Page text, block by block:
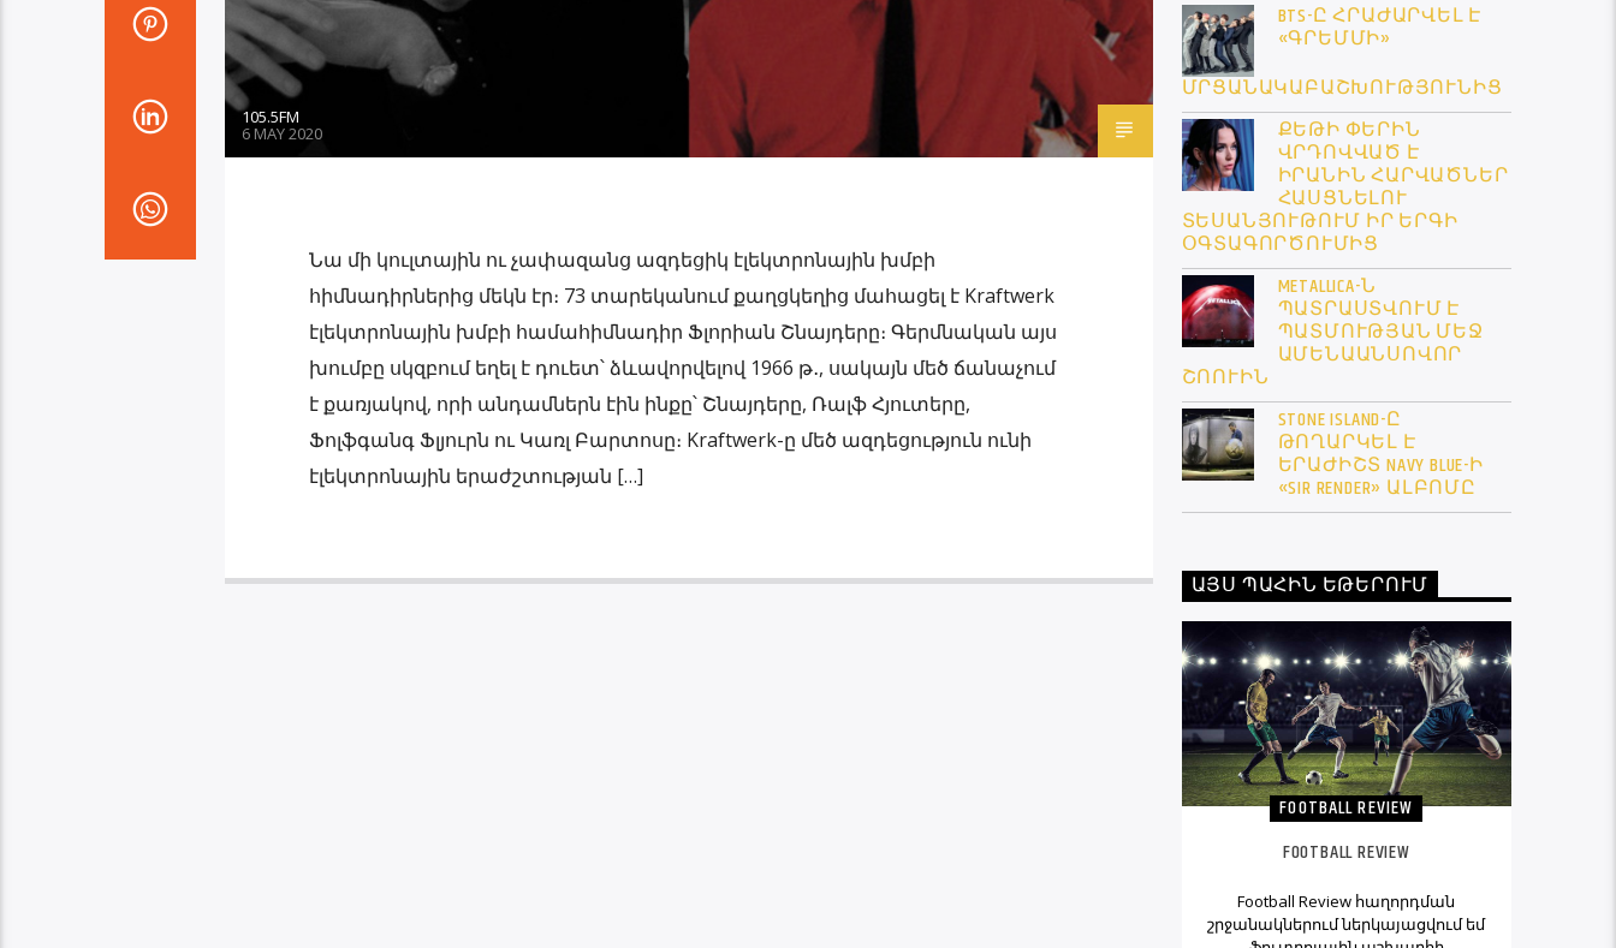
105.5FM
6 MAY 2020
Նա մի կուլտային ու չափազանց ազդեցիկ էլեկտրոնային խմբի
հիմնադիրներից մեկն էր։ 73 տարեկանում քաղցկեղից մահացել է Kraftwerk
էլեկտրոնային խմբի համահիմնադիր Ֆլորիան Շնայդերը։ Գերմնական այս
խումբը սկզբում եղել է դուետ՝ ձևավորվելով 1966 թ․, սակայն մեծ ճանաչում
է քառյակով, որի անդամներն էին ինքը՝ Շնայդերը, Ռալֆ Հյուտերը,
Ֆոլֆգանգ Ֆլյուրն ու Կառլ Բարտոսը։ Kraftwerk-ը մեծ ազդեցություն ունի
էլեկտրոնային երաժշտության […]
BTS-Ը ՀՐԱԺԱՐՎԵԼ Է
«ԳՐԵՄՄԻ»
ՄՐՑԱՆԱԿԱԲԱՇԽՈՒԹՅՈՒՆԻՑ
ՔԵԹԻ ՓԵՐԻՆ
ՎՐԴՈՎՎԱԾ Է
ԻՐԱՆԻՆ ՀԱՐՎԱԾՆԵՐ
ՀԱՍՑՆԵԼՈՒ
ՏԵՍԱՆՅՈՒԹՈՒՄ ԻՐ ԵՐԳԻ
ՕԳՏԱԳՈՐԾՈՒՄԻՑ
METALLICA-Ն
ՊԱՏՐԱՍՏՎՈՒՄ Է
ՊԱՏՄՈՒԹՅԱՆ ՄԵՋ
ԱՄԵՆԱԱՆՍՈՎՈՐ
ՇՈՈՒԻՆ
STONE ISLAND-Ը
ԹՈՂԱՐԿԵԼ Է
ԵՐԱԺԻՇՏ NAVY BLUE-Ի
«SIR RENDER» ԱԼԲՈՄԸ
ԱՅՍ ՊԱՀԻՆ ԵԹԵՐՈՒՄ
FOOTBALL REVIEW
FOOTBALL REVIEW
Football Review հաղորդման
շրջանակներում ներկայացվում եմ